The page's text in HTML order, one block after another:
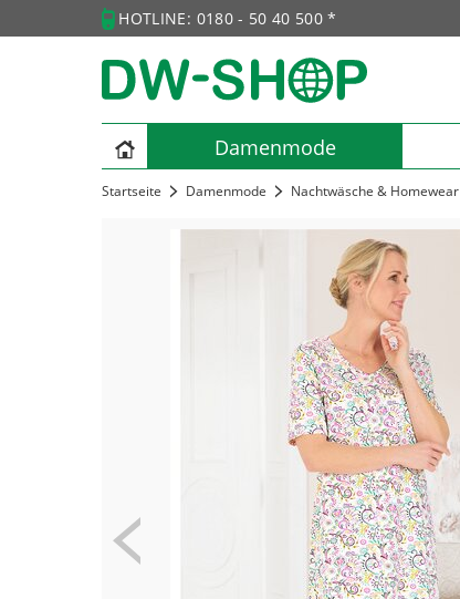
HOTLINE: 0180 - 50 40 500 *
Damenmode
Startseite Damenmode Nachtwäsche & Homewear